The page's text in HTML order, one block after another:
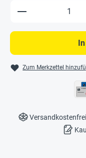
Produkt
Zum Merkzettel